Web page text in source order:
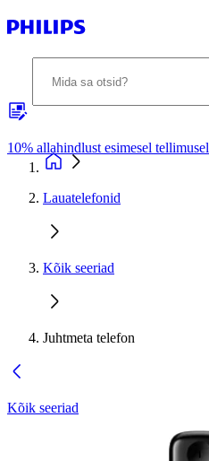
10% allahindlust esimesel tellimusel
Lauatelefonid
Kõik seeriad
Juhtmeta telefon
Kõik seeriad